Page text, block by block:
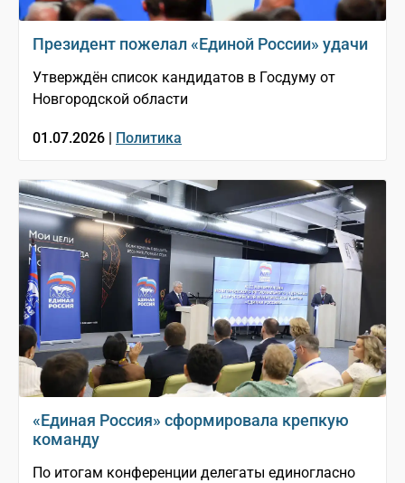
Президент пожелал «Единой России» удачи
Утверждён список кандидатов в Госдуму от
Новгородской области
01.07.2026 | Политика
«Единая Россия» сформировала крепкую
команду
По итогам конференции делегаты единогласно